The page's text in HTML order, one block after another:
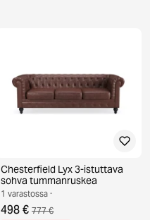
Chesterfield Lyx 3-istuttava
sohva tummanruskea
1 varastossa ·
498 € 777 €